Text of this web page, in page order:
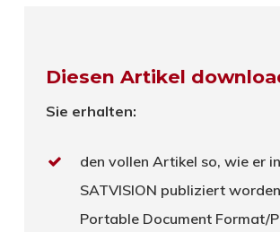
Diesen Artikel
Sie erhalten:
den vollen Artikel so, wie er
SATVISION publiziert
Portable Document Format/